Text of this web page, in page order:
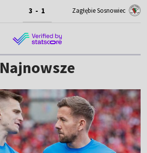
3 - 1 Zagłębie Sosnowiec
Najnowsze